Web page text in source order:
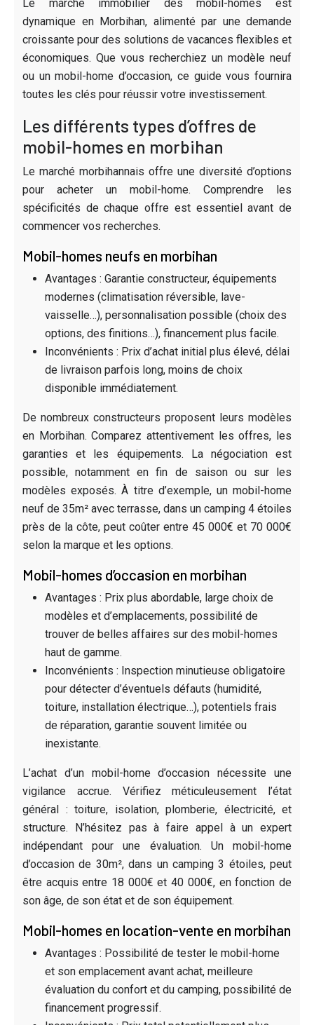
Le marché immobilier des mobil-homes est
dynamique en Morbihan, alimenté par une demande
croissante pour des solutions de vacances flexibles et
économiques. Que vous recherchiez un modèle neuf
ou un mobil-home d’occasion, ce guide vous fournira
toutes les clés pour réussir votre investissement.
Les différents types d’offres de
mobil-homes en morbihan
Le marché morbihannais offre une diversité d’options
pour acheter un mobil-home. Comprendre les
spécificités de chaque offre est essentiel avant de
commencer vos recherches.
Mobil-homes neufs en morbihan
Avantages : Garantie constructeur, équipements
modernes (climatisation réversible, lave-
vaisselle…), personnalisation possible (choix des
options, des finitions…), financement plus facile.
Inconvénients : Prix d’achat initial plus élevé, délai
de livraison parfois long, moins de choix
disponible immédiatement.
De nombreux constructeurs proposent leurs modèles
en Morbihan. Comparez attentivement les offres, les
garanties et les équipements. La négociation est
possible, notamment en fin de saison ou sur les
modèles exposés. À titre d’exemple, un mobil-home
neuf de 35m² avec terrasse, dans un camping 4 étoiles
près de la côte, peut coûter entre 45 000€ et 70 000€
selon la marque et les options.
Mobil-homes d’occasion en morbihan
Avantages : Prix plus abordable, large choix de
modèles et d’emplacements, possibilité de
trouver de belles affaires sur des mobil-homes
haut de gamme.
Inconvénients : Inspection minutieuse obligatoire
pour détecter d’éventuels défauts (humidité,
toiture, installation électrique…), potentiels frais
de réparation, garantie souvent limitée ou
inexistante.
L’achat d’un mobil-home d’occasion nécessite une
vigilance accrue. Vérifiez méticuleusement l’état
général : toiture, isolation, plomberie, électricité, et
structure. N’hésitez pas à faire appel à un expert
indépendant pour une évaluation. Un mobil-home
d’occasion de 30m², dans un camping 3 étoiles, peut
être acquis entre 18 000€ et 40 000€, en fonction de
son âge, de son état et de son équipement.
Mobil-homes en location-vente en morbihan
Avantages : Possibilité de tester le mobil-home
et son emplacement avant achat, meilleure
évaluation du confort et du camping, possibilité de
financement progressif.